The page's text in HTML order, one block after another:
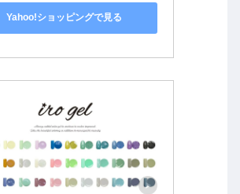
Yahoo!ショッピングで見る